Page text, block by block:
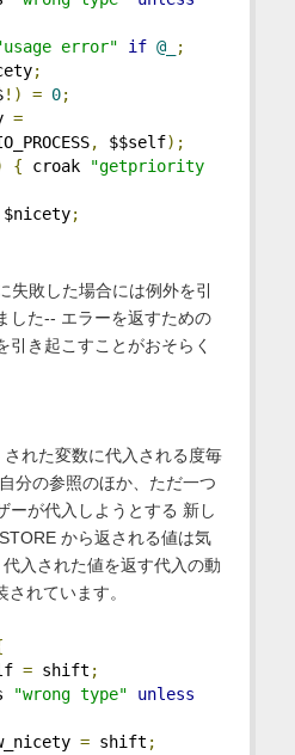
error" if @_
;
;
!) = 0;
=
, $$self);
{ croak
"getpriority
;
失敗した場合には例外を引
した-- エラーを返すための
引き起こすことがおそらく
れた変数に代入される度毎
分の参照のほか、ただ一つ
ーが代入しようとする 新し
から返される値は気
入された値を返す代入の動
れています。
= shift ;
"wrong type"
unless
= shift ;